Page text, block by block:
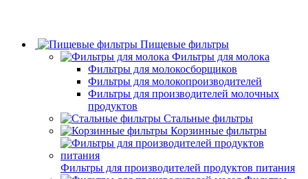
Пищевые фильтры
Фильтры для молока
Фильтры для молокосборщиков
Фильтры для молокопроизводителей
Фильтры для производителей молочных
продуктов
Стальные фильтры
Корзинные фильтры
Фильтры для производителей продуктов питания